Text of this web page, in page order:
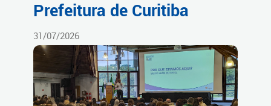
Prefeitura de Curitiba
31/07/2026